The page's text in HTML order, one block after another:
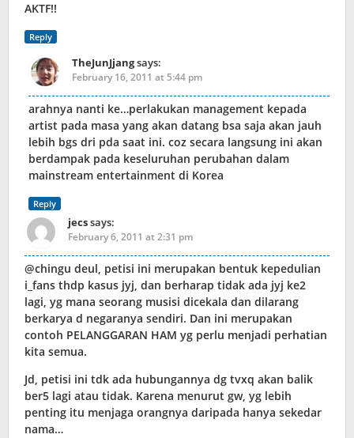
AKTF!!
Reply
TheJunJjangsays:
February 16, 2011 at 5:44 pm
arahnya nanti ke…perlakukan management kepada
artist pada masa yang akan datang bsa saja akan jauh
lebih bgs dri pda saat ini. coz secara langsung ini akan
berdampak pada keseluruhan perubahan dalam
mainstream entertainment di Korea
Reply
jecssays:
February 6, 2011 at 2:31 pm
@chingu deul, petisi ini merupakan bentuk kepedulian
i_fans thdp kasus jyj, dan berharap tidak ada jyj ke2
lagi, yg mana seorang musisi dicekala dan dilarang
berkarya d negaranya sendiri. Dan ini merupakan
contoh PELANGGARAN HAM yg perlu menjadi perhatian
kita semua.
Jd, petisi ini tdk ada hubungannya dg tvxq akan balik
ber5 lagi atau tidak. Karena menurut gw, yg lebih
penting itu menjaga orangnya daripada hanya sekedar
nama…